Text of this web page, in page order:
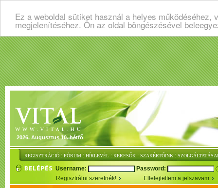
Ez a weboldal sütiket használ a helyes
megjelenítéséhez. Ön az oldal böngészésével
2026. Augusztus 10. hétfő
REGISZTRÁCIÓ : FÓRUM : HÍRLEVÉL : KERESŐK : SZAKÉRTŐINK :
Username:
Password:
Regisztrálni szeretnék!
Elfelejtettem a jelszavam